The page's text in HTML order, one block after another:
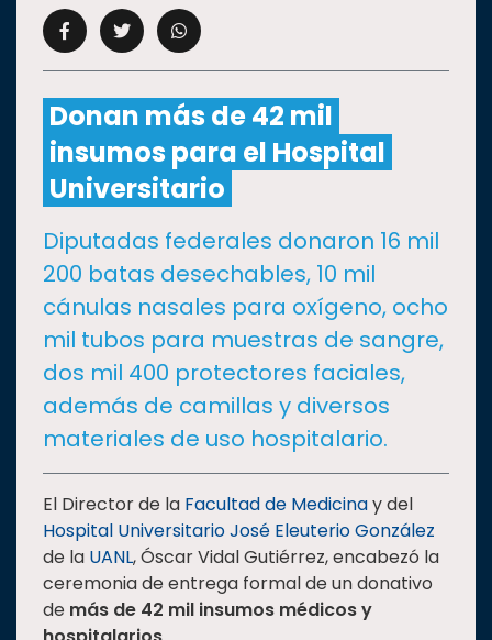
CAMPUS UANL
CULTURA
DEPORTES
I+D+IEXPERTOS
SALUD
SUSTENTABILIDAD
TEMAS
Oferta
educativa
Estudiantes
Donan más de 42 mil
insumos para el Hospital
Universitario
Diputadas federales donaron 16 mil
200 batas desechables, 10 mil
cánulas nasales para oxígeno, ocho
mil tubos para muestras de sangre,
dos mil 400 protectores faciales,
además de camillas y diversos
materiales de uso hospitalario.
El Director de la Facultad de Medicinay del
Hospital Universitario José Eleuterio González
de la UANL, Óscar Vidal Gutiérrez, encabezó la
ceremonia de entrega formal de un donativo
de más de 42 mil insumos médicos y